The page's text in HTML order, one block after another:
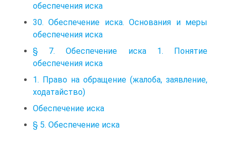
обеспечения иска
30. Обеспечение иска. Основания и меры
обеспечения иска
§ 7. Обеспечение иска 1. Понятие
обеспечения иска
1. Право на обращение (жалоба, заявление,
ходатайство)
Обеспечение иска
§ 5. Обеспечение иска